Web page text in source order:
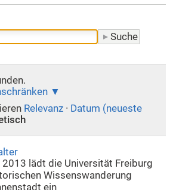
Relevanz · Datum (neueste
lädt die Universität Freiburg
Wissenswanderung
ein